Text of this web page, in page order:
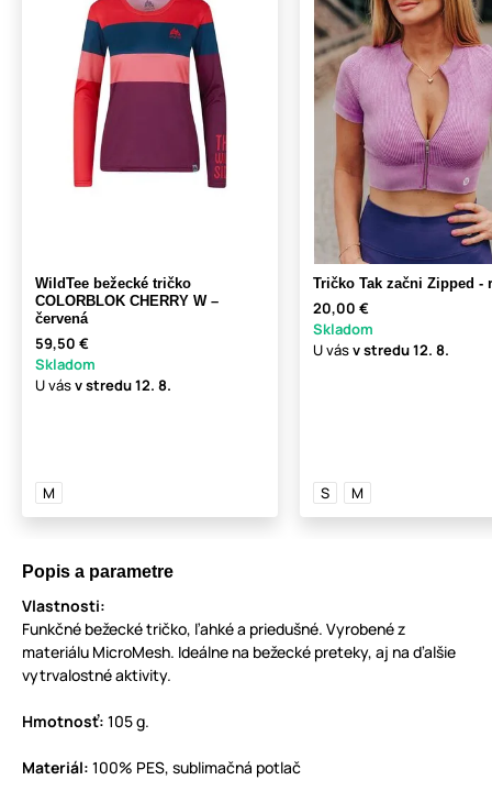
WildTee bežecké tričko
COLORBLOK CHERRY W –
červená
59,50 €
Skladom
U vásv stredu12. 8.
M
Tričko Tak začni Zipped -
20,00 €
Skladom
U vásv stredu12. 8.
S M
Popis a parametre
Vlastnosti:
Funkčné bežecké tričko, ľahké a priedušné. Vyrobené z
materiálu MicroMesh. Ideálne na bežecké preteky, aj na ďalšie
vytrvalostné aktivity.
Hmotnosť: 105 g.
Materiál: 100% PES, sublimačná potlač